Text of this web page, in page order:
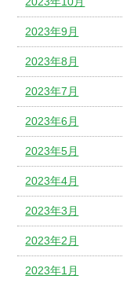
2023年9月
2023年8月
2023年7月
2023年6月
2023年5月
2023年4月
2023年3月
2023年2月
2023年1月